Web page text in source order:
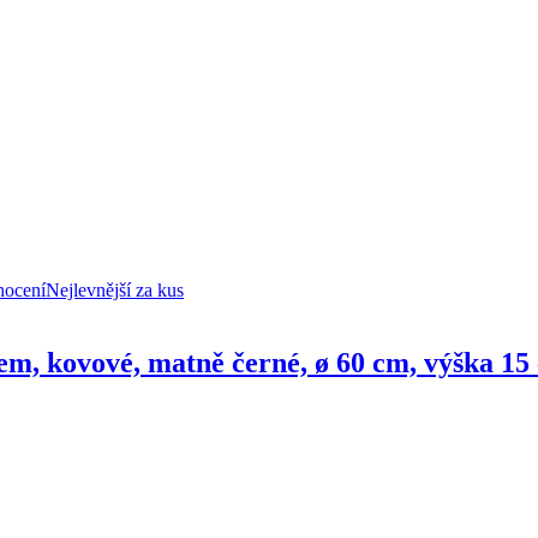
Nejlevnější za kus
kovové, matně černé, ø 60 cm, výška 15